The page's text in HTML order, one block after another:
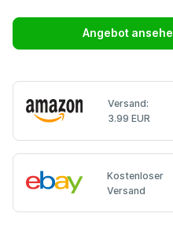
Angebot
Versand:
3.99 EUR
Kostenloser
Versand